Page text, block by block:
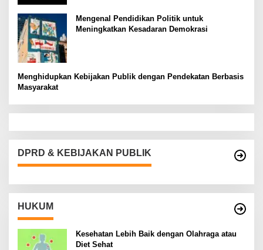
Mengenal Pendidikan Politik untuk
Meningkatkan Kesadaran Demokrasi
Menghidupkan Kebijakan Publik dengan Pendekatan Berbasis
Masyarakat
DPRD & KEBIJAKAN PUBLIK
HUKUM
Kesehatan Lebih Baik dengan Olahraga atau
Diet Sehat